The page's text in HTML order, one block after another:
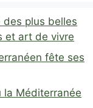
des plus belles
et art de vivre
fête ses
la Méditerranée